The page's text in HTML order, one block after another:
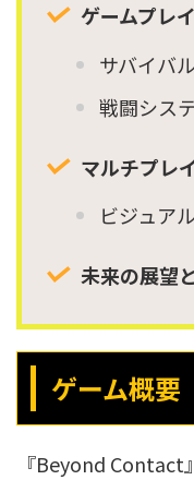
ゲームプレ
サバイバ
戦闘シス
マルチプレ
ビジュア
未来の展望
ゲーム概要
『Beyond